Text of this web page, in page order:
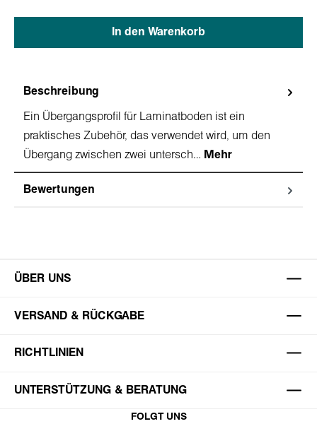
In den Warenkorb
Beschreibung
Ein Übergangsprofil für Laminatboden ist ein
praktisches Zubehör, das verwendet wird, um den
Übergang zwischen zwei untersch… Mehr
Bewertungen
ÜBER UNS
VERSAND & RÜCKGABE
RICHTLINIEN
UNTERSTÜTZUNG & BERATUNG
FOLGT UNS